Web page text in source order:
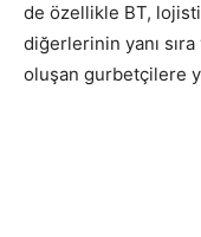
de özellikle BT,
diğerlerinin yanı
oluşan gurbetçilere